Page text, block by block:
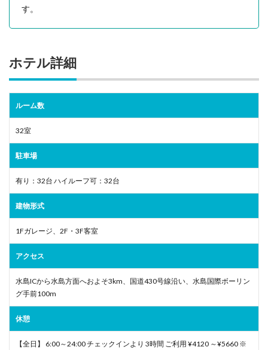
す。
ホテル詳細
ルーム数
32室
駐車場
有り：32台 ハイルーフ可：32台
建物形式
1Fガレージ、2F・3F客室
アクセス
水島ICから水島方面へおよそ3km、国道430号線沿い、水島国際ボーリン
グ手前100m
休憩
【全日】 6:00～24:00 チェックインより 3時間 ご利用 ¥4120 ～¥5660 ※